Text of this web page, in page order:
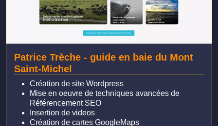
Patrice Trèche - guide en baie du Mont
Saint-Michel
Création de site Wordpress
Mise en oeuvre de techniques avancées de
Référencement SEO
Insertion de videos
Création de cartes GoogleMaps